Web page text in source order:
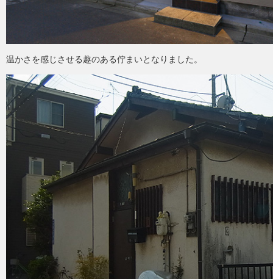
温かさを感じさせる趣のある佇まいとなりました。